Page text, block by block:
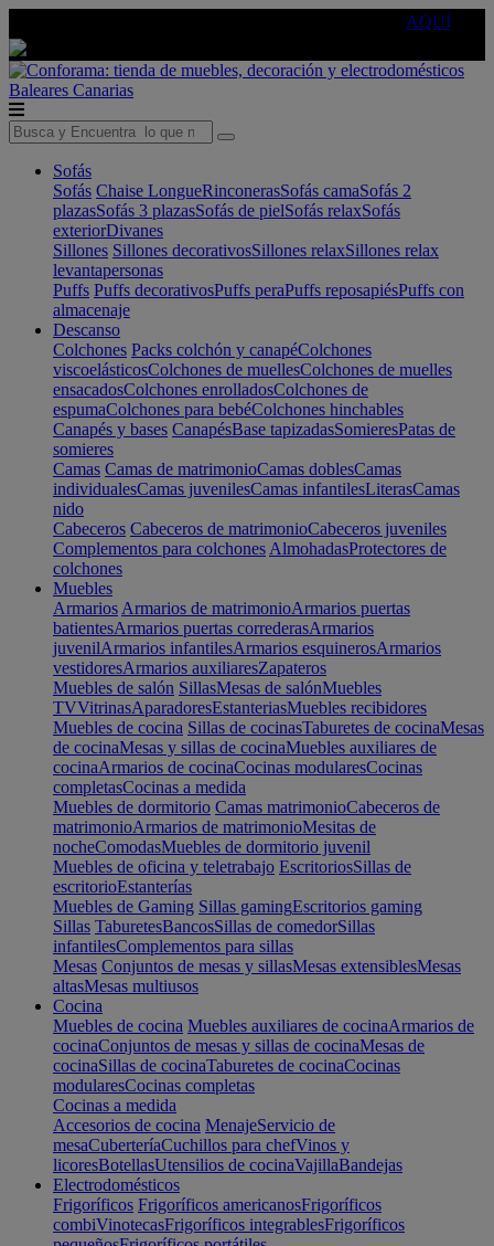
AQUÍ
Baleares Canarias
Sofás
Sofás Chaise LongueRinconerasSofás camaSofás 2
plazasSofás 3 plazasSofás de pielSofás relaxSofás
exteriorDivanes
Sillones Sillones decorativosSillones relaxSillones relax
levantapersonas
Puffs Puffs decorativosPuffs peraPuffs reposapiésPuffs con
almacenaje
Descanso
Colchones Packs colchón y canapéColchones
viscoelásticosColchones de muellesColchones de muelles
ensacadosColchones enrolladosColchones de
espumaColchones para bebéColchones hinchables
Canapés y bases CanapésBase tapizadasSomieresPatas de
somieres
Camas Camas de matrimonioCamas doblesCamas
individualesCamas juvenilesCamas infantilesLiterasCamas
nido
Cabeceros Cabeceros de matrimonioCabeceros juveniles
Complementos para colchones AlmohadasProtectores de
colchones
Muebles
Armarios Armarios de matrimonioArmarios puertas
batientesArmarios puertas correderasArmarios
juvenilArmarios infantilesArmarios esquinerosArmarios
vestidoresArmarios auxiliaresZapateros
Muebles de salón SillasMesas de salónMuebles
TVVitrinasAparadoresEstanteriasMuebles recibidores
Muebles de cocina Sillas de cocinasTaburetes de cocinaMesas
de cocinaMesas y sillas de cocinaMuebles auxiliares de
cocinaArmarios de cocinaCocinas modularesCocinas
completasCocinas a medida
Muebles de dormitorio Camas matrimonioCabeceros de
matrimonioArmarios de matrimonioMesitas de
nocheComodasMuebles de dormitorio juvenil
Muebles de oficina y teletrabajo EscritoriosSillas de
escritorioEstanterías
Muebles de Gaming Sillas gamingEscritorios gaming
Sillas TaburetesBancosSillas de comedorSillas
infantilesComplementos para sillas
Mesas Conjuntos de mesas y sillasMesas extensiblesMesas
altasMesas multiusos
Cocina
Muebles de cocina Muebles auxiliares de cocinaArmarios de
cocinaConjuntos de mesas y sillas de cocinaMesas de
cocinaSillas de cocinaTaburetes de cocinaCocinas
modularesCocinas completas
Cocinas a medida
Accesorios de cocina MenajeServicio de
mesaCuberteríaCuchillos para chefVinos y
licoresBotellasUtensilios de cocinaVajillaBandejas
Electrodomésticos
Frigoríficos Frigoríficos americanosFrigoríficos
combiVinotecasFrigoríficos integrablesFrigoríficos